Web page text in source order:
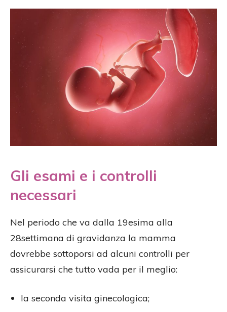
Gli esami e i controlli
necessari
Nel periodo che va dalla 19esima alla
28settimana di gravidanza la mamma
dovrebbe sottoporsi ad alcuni controlli per
assicurarsi che tutto vada per il meglio:
la seconda visita ginecologica;